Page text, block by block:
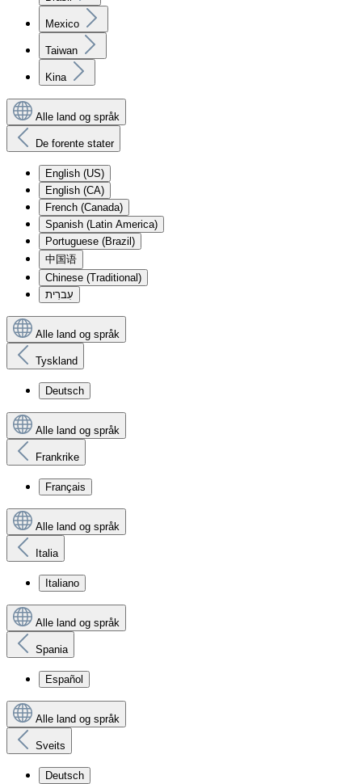
Mexico
Taiwan
Kina
Alle land og språk
De forente stater
English (US)
English (CA)
French (Canada)
Spanish (Latin America)
Portuguese (Brazil)
中国语
Chinese (Traditional)
עִברִית
Alle land og språk
Tyskland
Deutsch
Alle land og språk
Frankrike
Français
Alle land og språk
Italia
Italiano
Alle land og språk
Spania
Español
Alle land og språk
Sveits
Deutsch